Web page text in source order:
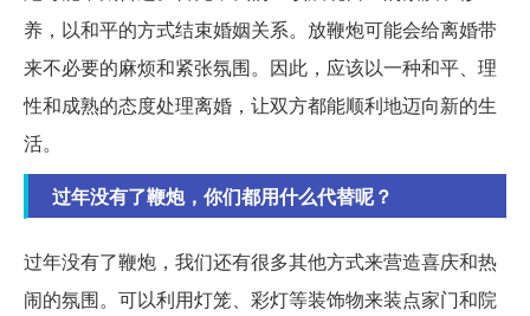
养，以和平的方式结束婚姻关系。放鞭炮可能会给离婚带
来不必要的麻烦和紧张氛围。因此，应该以一种和平、理
性和成熟的态度处理离婚，让双方都能顺利地迈向新的生
活。
过年没有了鞭炮，你们都用什么代替呢？
过年没有了鞭炮，我们还有很多其他方式来营造喜庆和热
闹的氛围。可以利用灯笼、彩灯等装饰物来装点家门和院